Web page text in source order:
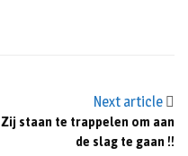
Next article
Zij staan te trappelen om aan
de slag te gaan !!